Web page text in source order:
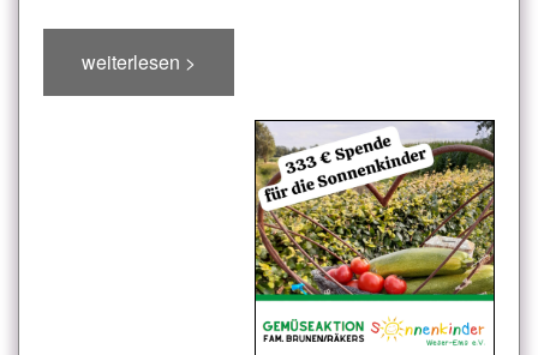
weiterlesen >